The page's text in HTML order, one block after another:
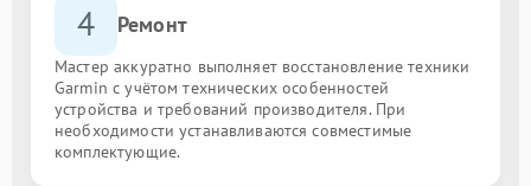
4 Ремонт
Мастер аккуратно выполняет восстановление техники
Garmin с учётом технических особенностей
устройства и требований производителя. При
необходимости устанавливаются совместимые
комплектующие.